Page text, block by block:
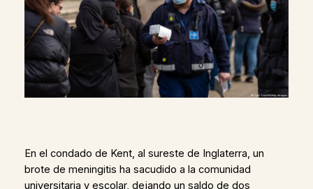
En el condado de Kent, al sureste de Inglaterra, un
brote de meningitis ha sacudido a la comunidad
universitaria y escolar, dejando un saldo de dos